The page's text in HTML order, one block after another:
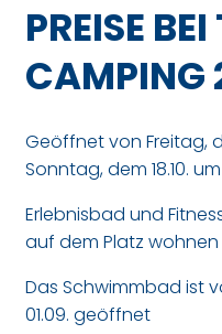
PREISE
CAMPING
Geöffnet von Freitag,
Sonntag, dem 18.10. um
Erlebnisbad und
auf dem Platz wohnen
Das Schwimmbad ist
01.09. geöffnet